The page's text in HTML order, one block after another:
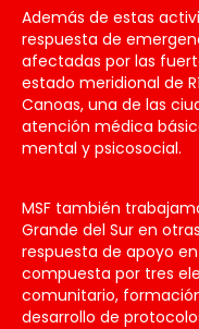
Además de estas
respuesta de
afectadas por las
estado meridional de
Canoas, una de las
atención médica
mental y psicosocial.
MSF también
Grande del Sur en
respuesta de apoyo
compuesta por tres
comunitario,
desarrollo de